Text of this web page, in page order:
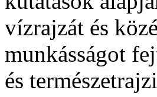
vízrajzát és
munkásságot
és